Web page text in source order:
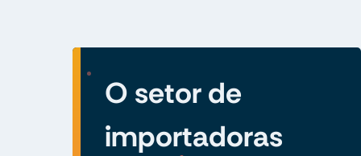
O setor de
importadoras